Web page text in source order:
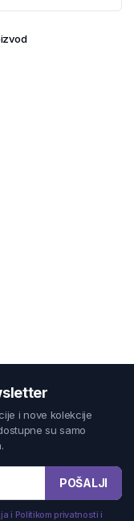
i nove kolekcije
su samo
POŠALJI
i Politikom privatnosti i